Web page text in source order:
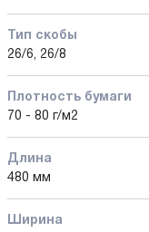
Тип скобы
26/6, 26/8
Плотность бумаги
70 - 80 г/м2
Длина
480 мм
Ширина